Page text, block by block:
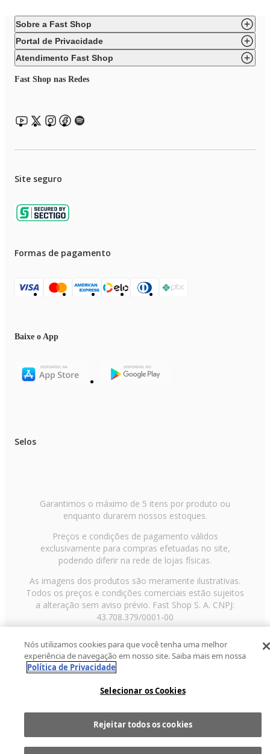
Sobre a Fast Shop
Portal de Privacidade
Atendimento Fast Shop
Fast Shop nas Redes
Site seguro
Formas de pagamento
Baixe o App
Selos
Garantimos o máximo de 5 itens por produto ou
enquanto durarem nossos estoques.
Preços e condições de pagamento válidos
exclusivamente para compras efetuadas no site,
podendo diferir na rede de lojas físicas.
As imagens dos produtos são meramente ilustrativas.
Todos os preços e condições comerciais estão sujeitos
a alteração sem aviso prévio. Fast Shop S. A. CNPJ:
43.708.379/0001-00
Paulo/SP, CEP 02029-001, Telefone: 11 3003-3728 ©
2013 Fast Shop - Todos os direitos reservadosRF
Nós utilizamos cookies para que você tenha uma melhor
experiência de navegação em nosso site. Saiba mais em nossa
Política de Privacidade
Selecionar os Cookies
Rejeitar todos os cookies